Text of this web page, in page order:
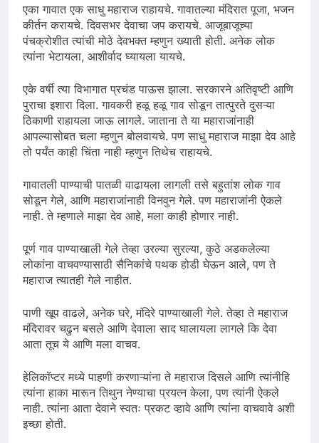
एका गावात एक साधु महाराज राहायचे. गावातल्या मंदिरात पूजा, भजन
कीर्तन करायचे. दिवसभर देवाचा जप करायचे. आजूबाजूच्या
पंचक्रोशीत त्यांची मोठे देवभक्त म्हणुन ख्याती होती. अनेक लोक
त्यांना भेटायला, आशीर्वाद घ्यायला यायचे.
एके वर्षी त्या विभागात प्रचंड पाऊस झाला. सरकारने अतिवृष्टी आणि
पुराचा इशारा दिला. गावकरी हळू हळू गाव सोडून तात्पुरते दुसऱ्या
ठिकाणी राहायला जाऊ लागले. जाताना ते या महाराजांनाही
आपल्यासोबत चला म्हणुन बोलवायचे. पण साधु महाराज माझा देव आहे
तो पर्यंत काही चिंता नाही म्हणुन तिथेच राहायचे.
गावातली पाण्याची पातळी वाढायला लागली तसे बहुतांश लोक गाव
सोडून गेले, आणि महाराजांनाही विनवुन गेले. पण महाराजांनी ऐकले
नाही. ते म्हणाले माझा देव आहे, मला काही होणार नाही.
पूर्ण गाव पाण्याखाली गेले तेव्हा उरल्या सुरल्या, कुठे अडकलेल्या
लोकांना वाचवण्यासाठी सैनिकांचे पथक होडी घेऊन आले, पण ते
महाराज त्यातही गेले नाहीत.
पाणी खूप वाढले, अनेक घरे, मंदिरे पाण्याखाली गेले. तेव्हा ते महाराज
मंदिरावर चढुन बसले आणि देवाला साद घालायला लागले कि देवा
आता तूच ये आणि मला वाचव.
हेलिकॉप्टर मध्ये पाहणी करणाऱ्यांना ते महाराज दिसले आणि त्यांनीहि
त्यांना हाका मारून तिथुन नेण्याचा प्रयत्न केला, पण त्यांनी ऐकले
नाही. त्यांना आता देवाने स्वतः प्रकट व्हावे आणि त्यांना वाचवावे अशी
इच्छा होती.